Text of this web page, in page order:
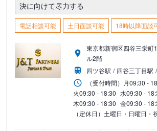
決に向けて尽力する
電話相談可能 土日面談可能 18時以降面談
東京都新宿区四谷三栄町
ル2階
四ツ谷駅
四谷三丁目駅
（受付時間） 月09:30 -
火09:30 - 18:30 水09:30 -
木09:30 - 18:30 金09:30 -
（定休日）土曜日・日曜日・